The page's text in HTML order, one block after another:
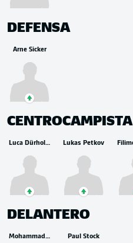
DEFENSA
Arne Sicker
CENTROCAMPISTA
Luca Dürholtz Lukas Petkov
DELANTERO
Mohammad Mahmoud Paul Stock